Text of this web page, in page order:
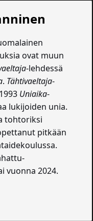
ovat muun
-lehdessä
. Tähtivaeltaja-
Uniaika-
lukijoiden unia.
tohtoriksi
pitkään
vuonna 2024.